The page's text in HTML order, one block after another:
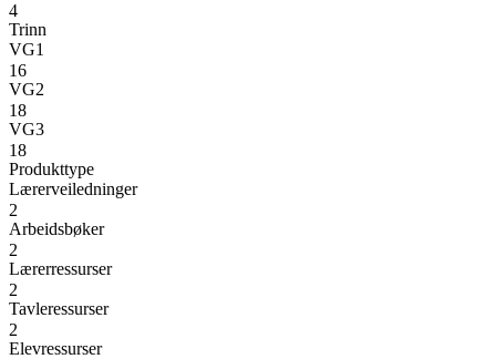
4
Trinn
VG1
16
VG2
18
VG3
18
Produkttype
Lærerveiledninger
2
Arbeidsbøker
2
Lærerressurser
2
Tavleressurser
2
Elevressurser